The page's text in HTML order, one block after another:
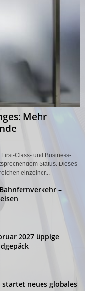
Mehr
Class- und Business-
Status. Dieses
einzelner...
–
2027 üppige
startet neues globales